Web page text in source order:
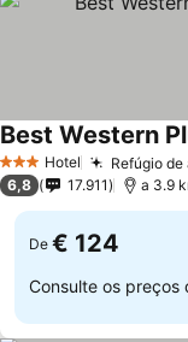
3 EstrelasHotel Refúgio
Best Western
6,8 17.911 a 3.9
De € 124
Consulte os preços